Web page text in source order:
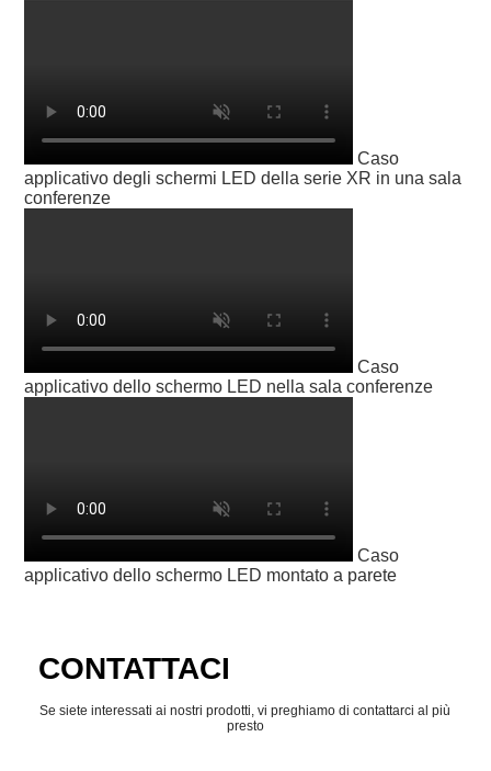
Caso
applicativo degli schermi LED della serie XR in una sala
conferenze
Caso
applicativo dello schermo LED nella sala conferenze
Caso
applicativo dello schermo LED montato a parete
CONTATTACI
Se siete interessati ai nostri prodotti, vi preghiamo di contattarci al più
presto